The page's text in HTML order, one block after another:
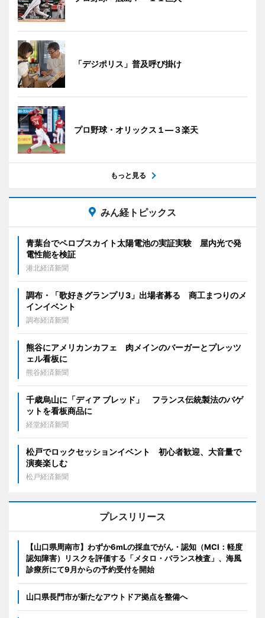
「デジポリス」普及呼び掛け
プロ野球・オリックス１―３楽天
もっと見る
みん経トピックス
青葉台でペロブスカイト太陽電池の実証実験 屋内光で発
電性能を検証
港北経済新聞
調布・「歌好きグランプリ3」出場者募る 商工まつりのメ
インイベント
調布経済新聞
熊谷にアメリカンカフェ 肉メインのバーガーとプレッツ
ェル看板に
熊谷経済新聞
千歳烏山に「ディア ブレッド」 フランス伝統製法のバゲ
ットを看板商品に
経堂経済新聞
松戸でロックセッションイベント 初心者歓迎、大音量で
演奏楽しむ
松戸経済新聞
プレスリリース
【山口県周南市】わずか6mLの採血でがん・認知（MCI：軽度
認知障害）リスクを評価する「メタロ・バランス検査」、海風
診療所にて9月からの予約受付を開始
山口県長門市が新たなアウトドア拠点を整備へ